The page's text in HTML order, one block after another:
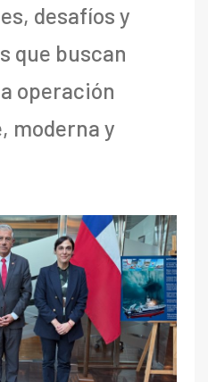
desafíos y
que buscan
operación
moderna y